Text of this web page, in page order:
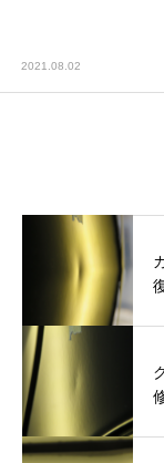
2021.08.02